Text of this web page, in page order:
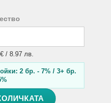
/ 8.97 лв.
2 бр. - 7% / 3+ бр.